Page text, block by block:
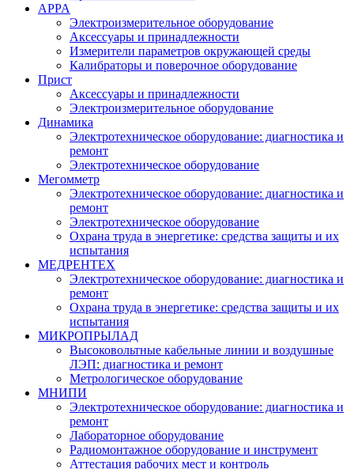
APPA
Электроизмерительное оборудование
Аксессуары и принадлежности
Измерители параметров окружающей среды
Калибраторы и поверочное оборудование
Прист
Аксессуары и принадлежности
Электроизмерительное оборудование
Динамика
Электротехническое оборудование: диагностика и
ремонт
Электротехническое оборудование
Мегомметр
Электротехническое оборудование: диагностика и
ремонт
Электротехническое оборудование
Охрана труда в энергетике: средства защиты и их
испытания
МЕДРЕНТЕХ
Электротехническое оборудование: диагностика и
ремонт
Охрана труда в энергетике: средства защиты и их
испытания
МИКРОПРЫЛАД
Высоковольтные кабельные линии и воздушные
ЛЭП: диагностика и ремонт
Метрологическое оборудование
МНИПИ
Электротехническое оборудование: диагностика и
ремонт
Лабораторное оборудование
Радиомонтажное оборудование и инструмент
Аттестация рабочих мест и контроль